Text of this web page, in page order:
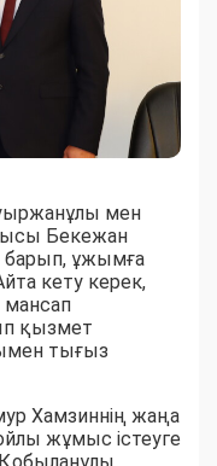
мен
Бекежан
барып, ұжымға
кету керек,
мансап
қызмет
тығыз
Хамзиннің жаңа
жұмыс істеуге